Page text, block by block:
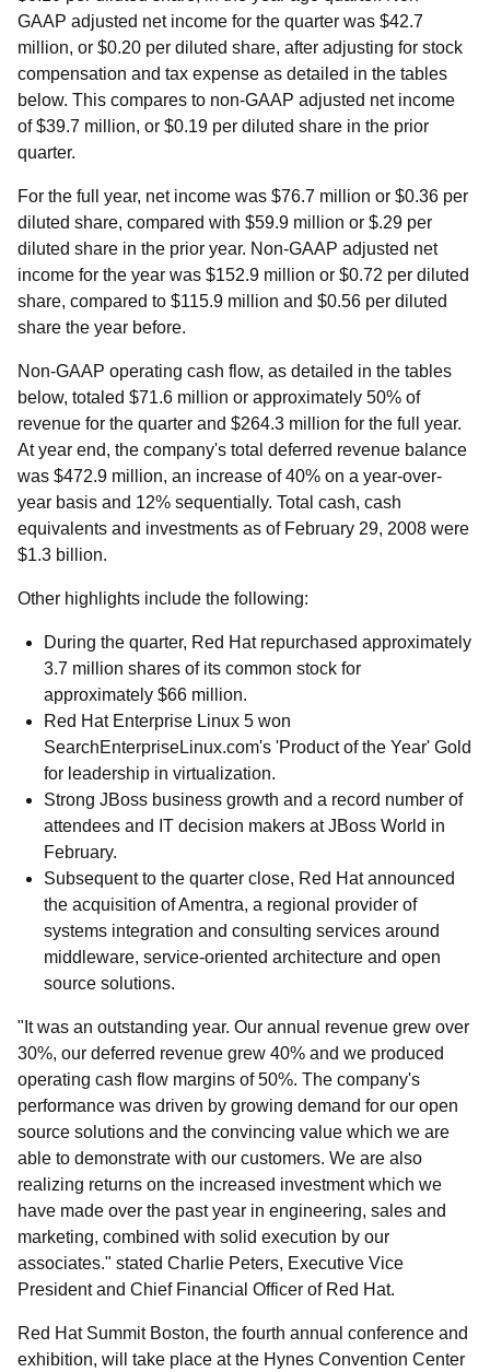
GAAP adjusted net income for the quarter was $42.7
million, or $0.20 per diluted share, after adjusting for stock
compensation and tax expense as detailed in the tables
below. This compares to non-GAAP adjusted net income
of $39.7 million, or $0.19 per diluted share in the prior
quarter.
For the full year, net income was $76.7 million or $0.36 per
diluted share, compared with $59.9 million or $.29 per
diluted share in the prior year. Non-GAAP adjusted net
income for the year was $152.9 million or $0.72 per diluted
share, compared to $115.9 million and $0.56 per diluted
share the year before.
Non-GAAP operating cash flow, as detailed in the tables
below, totaled $71.6 million or approximately 50% of
revenue for the quarter and $264.3 million for the full year.
At year end, the company's total deferred revenue balance
was $472.9 million, an increase of 40% on a year-over-
year basis and 12% sequentially. Total cash, cash
equivalents and investments as of February 29, 2008 were
$1.3 billion.
Other highlights include the following:
During the quarter, Red Hat repurchased approximately
3.7 million shares of its common stock for
approximately $66 million.
Red Hat Enterprise Linux 5 won
SearchEnterpriseLinux.com's 'Product of the Year' Gold
for leadership in virtualization.
Strong JBoss business growth and a record number of
attendees and IT decision makers at JBoss World in
February.
Subsequent to the quarter close, Red Hat announced
the acquisition of Amentra, a regional provider of
systems integration and consulting services around
middleware, service-oriented architecture and open
source solutions.
"It was an outstanding year. Our annual revenue grew over
30%, our deferred revenue grew 40% and we produced
operating cash flow margins of 50%. The company's
performance was driven by growing demand for our open
source solutions and the convincing value which we are
able to demonstrate with our customers. We are also
realizing returns on the increased investment which we
have made over the past year in engineering, sales and
marketing, combined with solid execution by our
associates." stated Charlie Peters, Executive Vice
President and Chief Financial Officer of Red Hat.
Red Hat Summit Boston, the fourth annual conference and
exhibition, will take place at the Hynes Convention Center